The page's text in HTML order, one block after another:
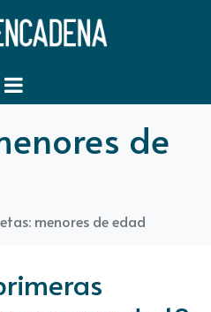
de
menores de edad